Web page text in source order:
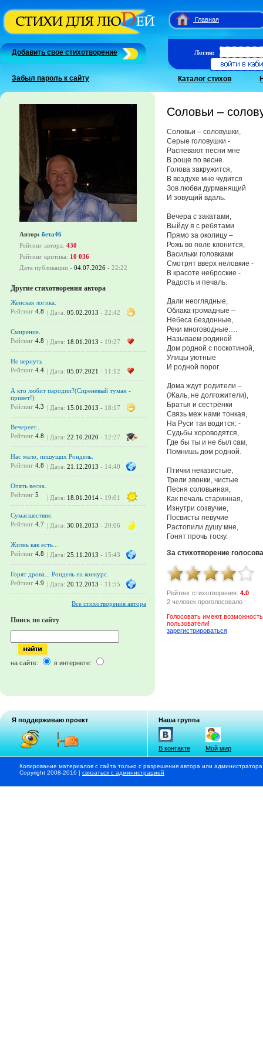
Главная
Добавить свое стихотворение
Забыл пароль к сайту
Логин:
Каталог стихов
Автор: бета46
Рейтинг автора: 430
Рейтинг критика: 10 036
Дата публикации - 04.07.2026 - 22:22
Другие стихотворения автора
Женская логика.
Рейтинг 4.8 | Дата: 05.02.2013 - 22:42
Смирение.
Рейтинг 4.8 | Дата: 18.01.2013 - 19:27
Не вернуть
Рейтинг 4.4 | Дата: 05.07.2021 - 11:12
А кто любит пародии?(Сиреневый туман -
привет!)
Рейтинг 4.3 | Дата: 15.01.2013 - 18:17
Вечереет...
Рейтинг 4.8 | Дата: 22.10.2020 - 12:27
Нас мало, пишущих Рондель.
Рейтинг 4.8 | Дата: 21.12.2013 - 14:40
Опять весна.
Рейтинг 5 | Дата: 18.01.2014 - 19:01
Сумасшествие.
Рейтинг 4.7 | Дата: 30.01.2013 - 20:06
Жизнь как есть...
Рейтинг 4.8 | Дата: 25.11.2013 - 15:43
Горят дрова... Рондель на конкурс.
Рейтинг 4.9 | Дата: 20.12.2013 - 11:55
Все стихотворения автора
Поиск по сайту
на сайте: в интернете:
Соловьи –
Соловьи – соловушки,
Серые головушки -
Распевают песни мне
В роще по весне.
Голова закружится,
В воздухе мне чудится
Зов любви дурманящий
И зовущий вдаль.
Вечера с закатами,
Выйду я с ребятами
Прямо за околицу –
Рожь во поле клонится,
Васильки головками
Смотрят вверх неловкие -
В красоте неброские -
Радость и печаль.
Дали неоглядные,
Облака громадные –
Небеса бездонные,
Реки многоводные….
Называем родиной
Дом родной с поскотиной,
Улицы уютные
И родной порог.
Дома ждут родители –
(Жаль, не долгожители),
Братья и сестрёнки
Связь меж нами тонкая,
На Руси так водится: -
Судьбы хороводятся,
Где бы ты и не был сам,
Помнишь дом родной.
Птички неказистые,
Трели звонки, чистые
Песня соловьиная,
Как печаль старинная,
Изнутри созвучие,
Посвисты певучие
Растопили душу мне,
Гонят прочь тоску.
За стихотворение
Рейтинг стихотворения: 4.0
2 человек проголосовало
Голосовать имеют
пользователи!
зарегистрироваться
Я поддерживаю проект Наша группа
В контакте Мой мир
Копирование материалов с сайта только с разрешения автора или
Copyright 2008-2016 | связаться с администрацией